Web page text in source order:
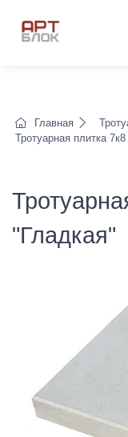
Главная
Тротуарная плитка
"Гладкая"